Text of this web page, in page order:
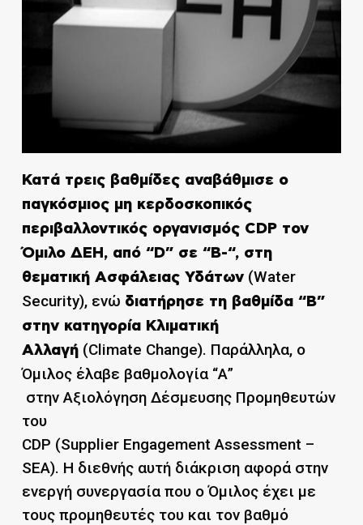
Κατά τρεις βαθμίδες αναβάθμισε ο
παγκόσμιος μη κερδοσκοπικός
περιβαλλοντικός οργανισμός CDP τον
Όμιλο ΔΕΗ, από “D” σε “B-“, στη
θεματική Ασφάλειας Υδάτων(Water
Security), ενώ διατήρησε τη βαθμίδα “Β”
στην κατηγορία Κλιματική
Αλλαγή(Climate Change). Παράλληλα, ο
Όμιλος έλαβε βαθμολογία “Α”
στην Αξιολόγηση Δέσμευσης Προμηθευτών
του
CDP (Supplier Engagement Assessment –
SEA). Η διεθνής αυτή διάκριση αφορά στην
ενεργή συνεργασία που ο Όμιλος έχει με
τους προμηθευτές του και τον βαθμό